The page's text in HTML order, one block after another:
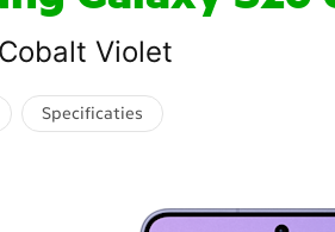
Violet
Specificaties